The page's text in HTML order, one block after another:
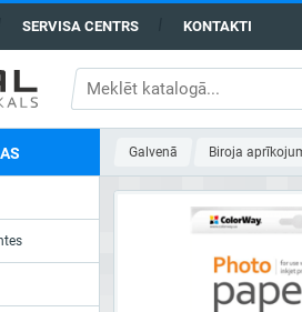
SERVISA CENTRS KONTAKTI
Galvenā Biroja